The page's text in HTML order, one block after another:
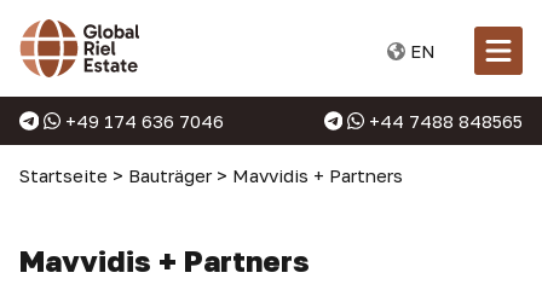
EN
+49 174 636 7046 +44 7488 848565
Startseite > Bauträger > Mavvidis + Partners
Mavvidis + Partners